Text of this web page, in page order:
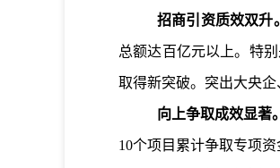
招商引资质效双升。
总额达百亿元以上。特
取得新突破。突出大央
向上争取成效显著。
10个项目累计争取专项资